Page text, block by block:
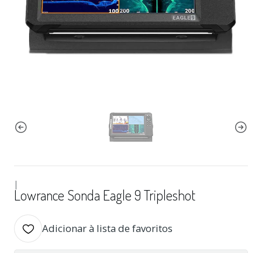
|
Lowrance Sonda Eagle 9 Tripleshot
Adicionar à lista de favoritos